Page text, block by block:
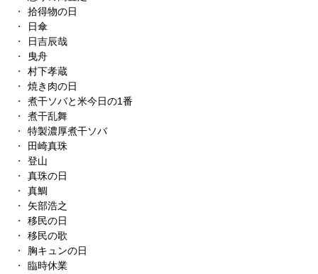
拾得物の日
日傘
日吉辰哉
曳舟
村下孝蔵
焼き肉の日
煮干ソバと米今日の1番
煮干乱舞
特製濃厚煮干ソバ
田崎真珠
登山
真珠の日
真鯛
矢部浩之
移民の日
移民の歌
胸キュンの日
臨時休業